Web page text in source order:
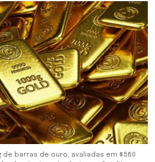
de barras de ouro, avaliadas em $560